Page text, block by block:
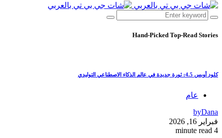
Hand-Picked Top-Read Stories
كلود أوبس 4.5: ثورة جديدة في عالم الذكاء الاصطناعي التوليدي
عام
byDana
فبراير 16, 2026
4 minute read